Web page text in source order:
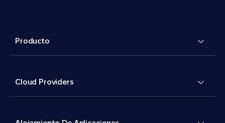
Producto
Cloud Providers